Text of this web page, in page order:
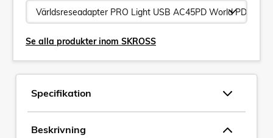
Se alla produkter inom SKROSS
Specifikation
Beskrivning